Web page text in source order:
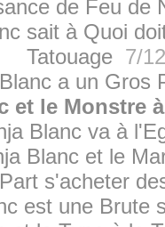
de Feu de
sait à Quoi
Tatouage 7/
a un Gros
et le Monstre
Blanc va à
Blanc et le
s'acheter
est une Brute